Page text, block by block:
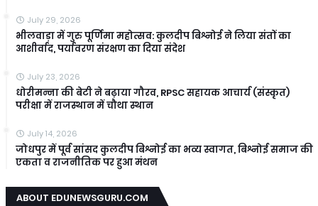
July 29, 2026
भीलवाड़ा में गुरु पूर्णिमा महोत्सव: कुलदीप बिश्नोई ने लिया संतों का
आशीर्वाद, पर्यावरण संरक्षण का दिया संदेश
July 23, 2026
धोरीमन्ना की बेटी ने बढ़ाया गौरव, RPSC सहायक आचार्य (संस्कृत)
परीक्षा में राजस्थान में चौथा स्थान
July 14, 2026
जोधपुर में पूर्व सांसद कुलदीप बिश्नोई का भव्य स्वागत, बिश्नोई समाज की
एकता व राजनीतिक पर हुआ मंथन
ABOUT EDUNEWSGURU.COM